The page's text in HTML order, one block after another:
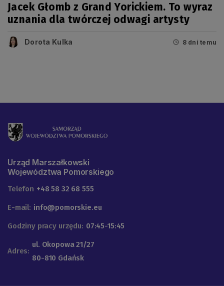
Jacek Głomb z Grand Yorickiem. To wyraz
uznania dla twórczej odwagi artysty
Dorota Kulka 8 dni temu
Urząd Marszałkowski
Województwa Pomorskiego
Telefon +48 58 32 68 555
E-mail: info@pomorskie.eu
Godziny pracy urzędu: 07:45-15:45
Adres:
ul. Okopowa 21/27
80-810 Gdańsk